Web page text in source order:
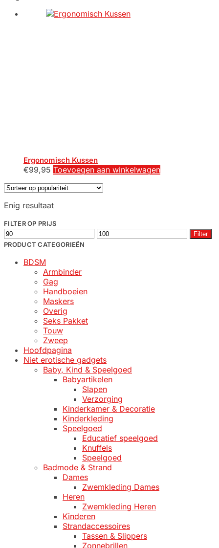
Ergonomisch Kussen
€99,95 Toevoegen aan winkelwagen
Enig resultaat
FILTER OP PRIJS
Min.
prijs
Max.
Filter
PRODUCT CATEGORIEËN
BDSM
Armbinder
Gag
Handboeien
Maskers
Overig
Seks Pakket
Touw
Zweep
Hoofdpagina
Niet erotische gadgets
Baby, Kind & Speelgoed
Babyartikelen
Slapen
Verzorging
Kinderkamer & Decoratie
Kinderkleding
Speelgoed
Educatief speelgoed
Knuffels
Speelgoed
Badmode & Strand
Dames
Zwemkleding Dames
Heren
Zwemkleding Heren
Kinderen
Strandaccessoires
Tassen & Slippers
Zonnebrillen